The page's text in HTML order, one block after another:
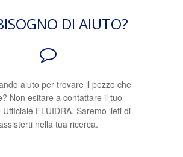
DI AIUTO?
aiuto per trovare il pezzo che
Non esitare a contattare il tuo
Ufficiale FLUIDRA. Saremo lieti di
nella tua ricerca.